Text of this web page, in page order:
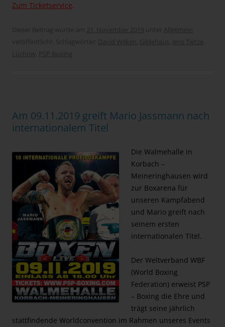
Zum Ticketservice.
Am 09.11.2019 greift Mario Jassmann nach
internationalem Titel
Die Walmehalle in
Korbach –
Meineringhausen wird
zur Boxarena für
unseren Kampfabend
und Mario greift nach
seinem ersten
internationalen Titel.
Der Weltverband WBF
(World Boxing
Federation) erweist PSP
– Boxing die Ehre und
trägt seine jährlich
stattfindende Worldconvention im Rahmen unseres Events